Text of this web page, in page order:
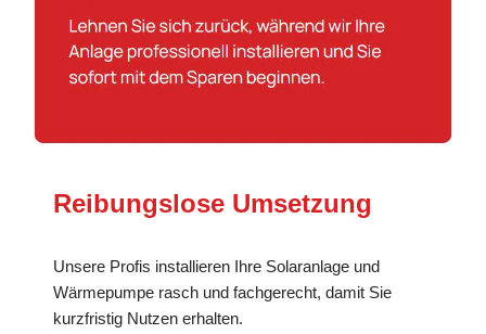
Reibungslose Umsetzung
Unsere Profis installieren Ihre Solaranlage und
Wärmepumpe rasch und fachgerecht, damit Sie
kurzfristig Nutzen erhalten.